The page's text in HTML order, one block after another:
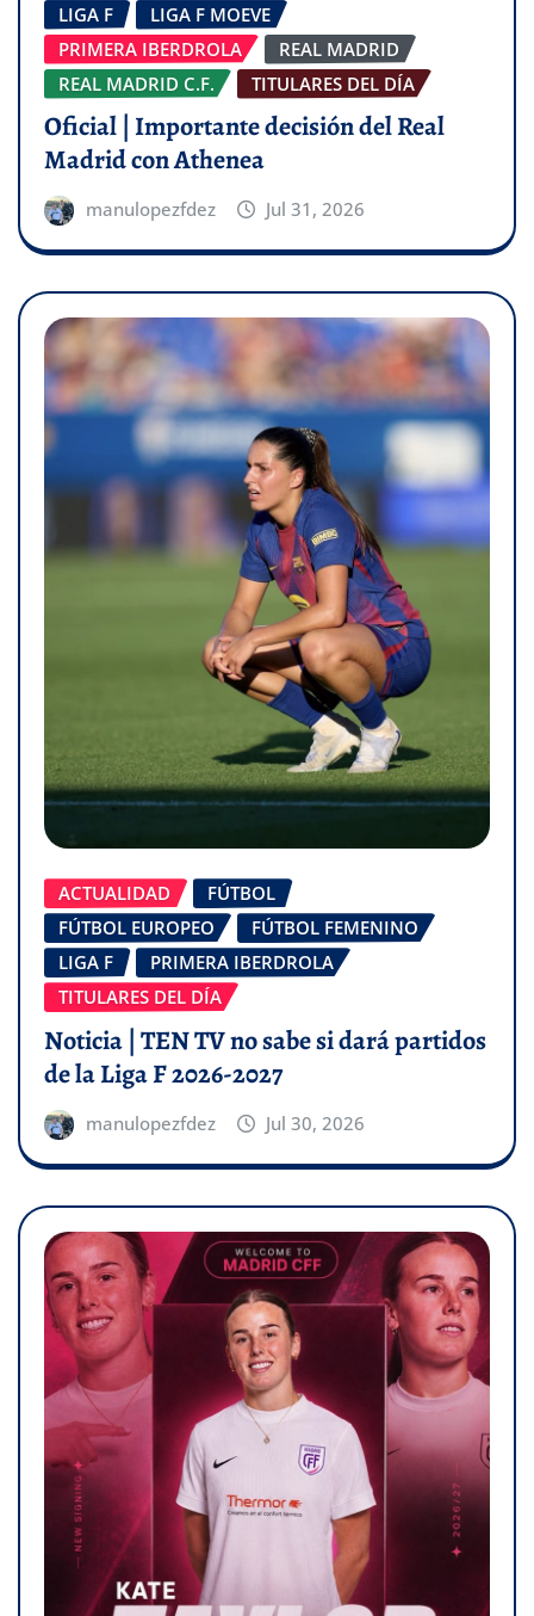
LIGA F
LIGA F MOEVE
PRIMERA IBERDROLA
REAL MADRID
REAL MADRID C.F.
TITULARES DEL DÍA
Oficial | Importante decisión del Real
Madrid con Athenea
manulopezfdez Jul 31, 2026
ACTUALIDAD
FÚTBOL
FÚTBOL EUROPEO
FÚTBOL FEMENINO
LIGA F
PRIMERA IBERDROLA
TITULARES DEL DÍA
Noticia | TEN TV no sabe si dará partidos
de la Liga F 2026-2027
manulopezfdez Jul 30, 2026